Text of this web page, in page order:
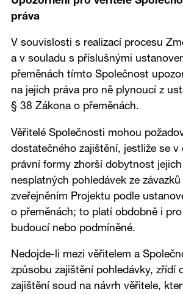
práva
V souvislosti s realizací procesu
a v souladu s příslušnými
přeměnách tímto Společnost
na jejich práva pro ně plynoucí z
§ 38 Zákona o přeměnách.
Věřitelé Společnosti mohou
dostatečného zajištění, jestliže se v
právní formy zhorší dobytnost
nesplatných pohledávek ze
zveřejněním Projektu podle
o přeměnách; to platí obdobně i
budoucí nebo podmíněné.
Nedojde-li mezi věřitelem a
způsobu zajištění pohledávky, zřídí
zajištění soud na návrh věřitele,